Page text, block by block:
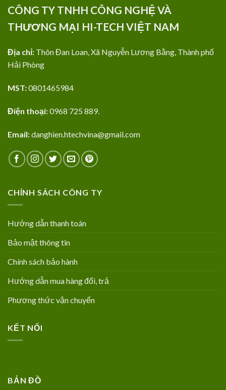
CÔNG TY TNHH CÔNG NGHỆ VÀ
THƯƠNG MẠI HI-TECH VIỆT NAM
Địa chỉ: Thôn Đan Loan, Xã Nguyễn Lương Bằng, Thành phố
Hải Phòng
MST:0801465984
Điện thoại:0968 725 889.
Email:danghien.htechvina@gmail.com
CHÍNH SÁCH CÔNG TY
Hướng dẫn thanh toán
Bảo mật thông tin
Chính sách bảo hành
Hướng dẫn mua hàng đổi, trả
Phương thức vận chuyển
KẾT NỐI
BẢN ĐỒ